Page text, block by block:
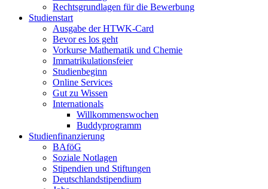
Rechtsgrundlagen für die Bewerbung
Studienstart
Ausgabe der HTWK-Card
Bevor es los geht
Vorkurse Mathematik und Chemie
Immatrikulationsfeier
Studienbeginn
Online Services
Gut zu Wissen
Internationals
Willkommenswochen
Buddyprogramm
Studienfinanzierung
BAföG
Soziale Notlagen
Stipendien und Stiftungen
Deutschlandstipendium